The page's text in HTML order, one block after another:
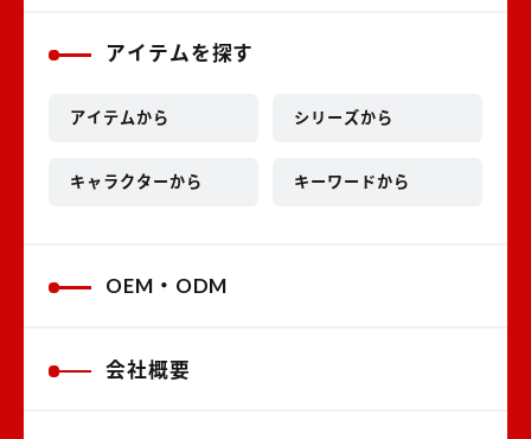
アイテムを探す
アイテムから シリーズから
キャラクターから キーワードから
OEM・ODM
会社概要